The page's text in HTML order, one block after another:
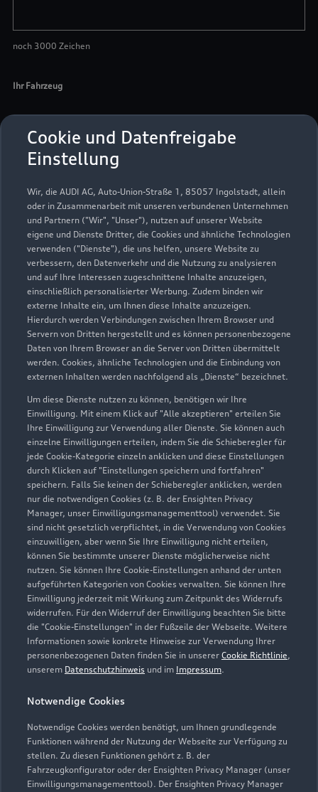
Cookie und Datenfreigabe
Einstellung
Wir, die AUDI AG, Auto-Union-Straße 1, 85057 Ingolstadt, allein
oder in Zusammenarbeit mit unseren verbundenen Unternehmen
und Partnern ("Wir", "Unser"), nutzen auf unserer Website
eigene und Dienste Dritter, die Cookies und ähnliche Technologien
verwenden ("Dienste"), die uns helfen, unsere Website zu
verbessern, den Datenverkehr und die Nutzung zu analysieren
und auf Ihre Interessen zugeschnittene Inhalte anzuzeigen,
einschließlich personalisierter Werbung. Zudem binden wir
externe Inhalte ein, um Ihnen diese Inhalte anzuzeigen.
Hierdurch werden Verbindungen zwischen Ihrem Browser und
Servern von Dritten hergestellt und es können personenbezogene
Daten von Ihrem Browser an die Server von Dritten übermittelt
werden. Cookies, ähnliche Technologien und die Einbindung von
externen Inhalten werden nachfolgend als „Dienste“ bezeichnet.
Um diese Dienste nutzen zu können, benötigen wir Ihre
Einwilligung. Mit einem Klick auf "Alle akzeptieren" erteilen Sie
Ihre Einwilligung zur Verwendung aller Dienste. Sie können auch
einzelne Einwilligungen erteilen, indem Sie die Schieberegler für
jede Cookie-Kategorie einzeln anklicken und diese Einstellungen
durch Klicken auf "Einstellungen speichern und fortfahren"
speichern. Falls Sie keinen der Schieberegler anklicken, werden
nur die notwendigen Cookies (z. B. der Ensighten Privacy
Manager, unser Einwilligungsmanagementtool) verwendet. Sie
sind nicht gesetzlich verpflichtet, in die Verwendung von Cookies
einzuwilligen, aber wenn Sie Ihre Einwilligung nicht erteilen,
können Sie bestimmte unserer Dienste möglicherweise nicht
nutzen. Sie können Ihre Cookie-Einstellungen anhand der unten
aufgeführten Kategorien von Cookies verwalten. Sie können Ihre
Einwilligung jederzeit mit Wirkung zum Zeitpunkt des Widerrufs
widerrufen. Für den Widerruf der Einwilligung beachten Sie bitte
die "Cookie-Einstellungen" in der Fußzeile der Webseite. Weitere
Informationen sowie konkrete Hinweise zur Verwendung Ihrer
personenbezogenen Daten finden Sie in unserer Cookie Richtlinie,
unserem Datenschutzhinweis und im Impressum.
Notwendige Cookies
Notwendige Cookies werden benötigt, um Ihnen grundlegende
Funktionen während der Nutzung der Webseite zur Verfügung zu
stellen. Zu diesen Funktionen gehört z. B. der
Fahrzeugkonfigurator oder der Ensighten Privacy Manager (unser
Einwilligungsmanagementtool). Der Ensighten Privacy Manager